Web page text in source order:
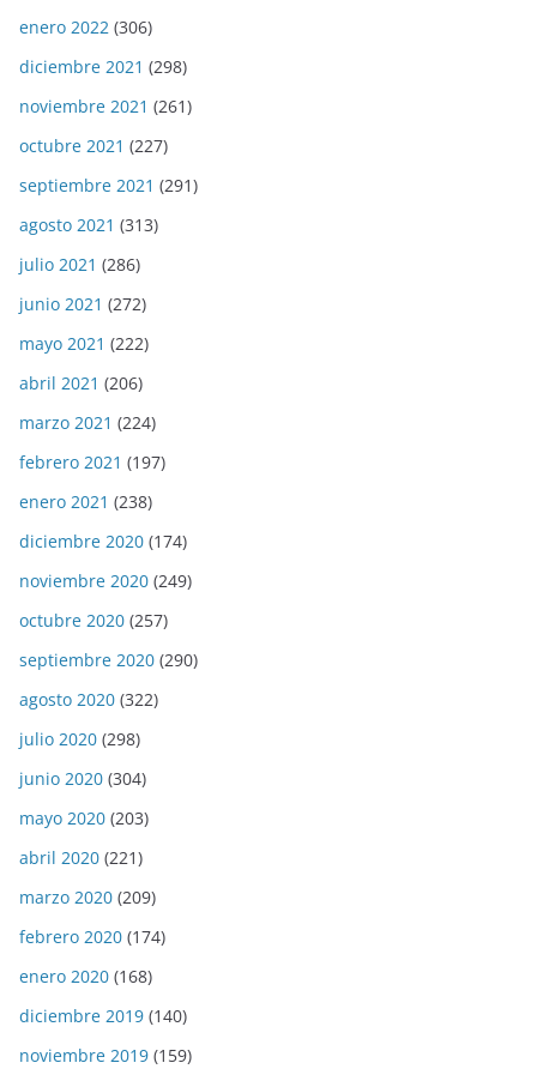
enero 2022 (306)
diciembre 2021 (298)
noviembre 2021 (261)
octubre 2021 (227)
septiembre 2021 (291)
agosto 2021 (313)
julio 2021 (286)
junio 2021 (272)
mayo 2021 (222)
abril 2021 (206)
marzo 2021 (224)
febrero 2021 (197)
enero 2021 (238)
diciembre 2020 (174)
noviembre 2020 (249)
octubre 2020 (257)
septiembre 2020 (290)
agosto 2020 (322)
julio 2020 (298)
junio 2020 (304)
mayo 2020 (203)
abril 2020 (221)
marzo 2020 (209)
febrero 2020 (174)
enero 2020 (168)
diciembre 2019 (140)
noviembre 2019 (159)